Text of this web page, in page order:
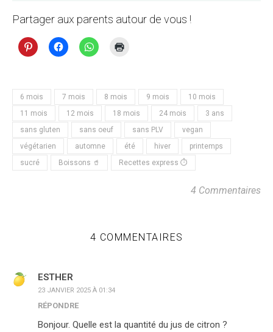
Partager aux parents autour de vous !
6 mois 7 mois 8 mois 9 mois
10 mois
11 mois
12 mois 18 mois 24 mois
3 ans
sans gluten
sans oeuf sans PLV
vegan
végétarien
automne été hiver
printemps
sucré
Boissons 🥤 Recettes express ⏱
4 Commentaires
4 COMMENTAIRES
ESTHER
23 JANVIER 2025 À 01:34
RÉPONDRE
Bonjour. Quelle est la quantité du jus de citron ?